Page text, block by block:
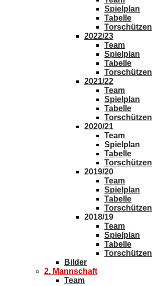
Spielplan
Tabelle
Torschützen
2022/23
Team
Spielplan
Tabelle
Torschützen
2021/22
Team
Spielplan
Tabelle
Torschützen
2020/21
Team
Spielplan
Tabelle
Torschützen
2019/20
Team
Spielplan
Tabelle
Torschützen
2018/19
Team
Spielplan
Tabelle
Torschützen
Bilder
2. Mannschaft
Team